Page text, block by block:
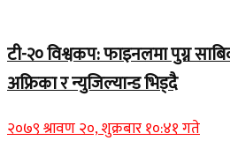
टी-२० विश्वकप: फाइनलमा पुग्न
अफ्रिका र न्युजिल्यान्ड भिड्दै
२०७९ श्रावण २०, शुक्रबार १०:४१ गते